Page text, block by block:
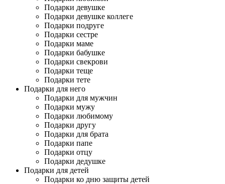
Подарки девушке
Подарки девушке коллеге
Подарки подруге
Подарки сестре
Подарки маме
Подарки бабушке
Подарки свекрови
Подарки теще
Подарки тете
Подарки для него
Подарки для мужчин
Подарки мужу
Подарки любимому
Подарки другу
Подарки для брата
Подарки папе
Подарки отцу
Подарки дедушке
Подарки для детей
Подарки ко дню защиты детей